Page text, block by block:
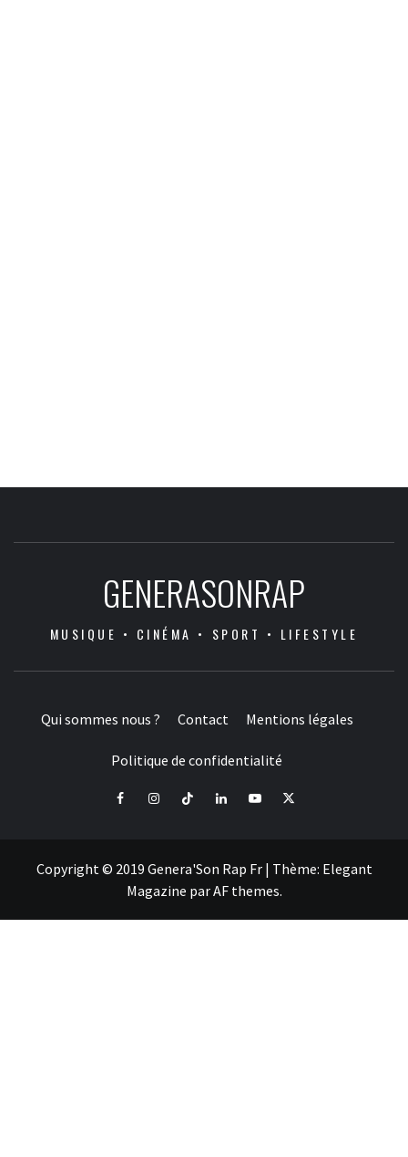
GENERASONRAP
MUSIQUE • CINÉMA • SPORT • LIFESTYLE
Qui sommes nous ? Contact Mentions légales
Politique de confidentialité
FacebookInstagramTiktok LinkedInYoutube
X
Copyright © 2019 Genera'Son Rap Fr | Thème: Elegant
Magazine parAF themes.